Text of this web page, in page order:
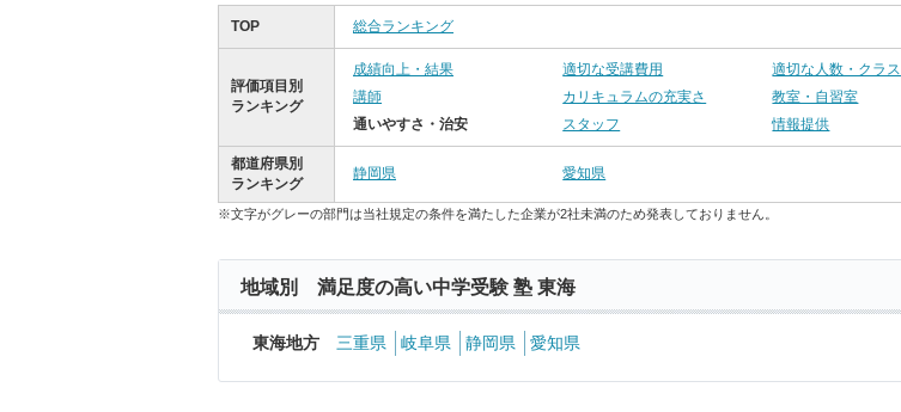
TOP 総合ランキング
評価項目別
ランキング
成績向上・結果 適切な受講費用
適切な人数・クラス
講師
カリキュラムの充実さ
教室・自習室
通いやすさ・治安
スタッフ 情報提供
都道府県別
ランキング
静岡県 愛知県
※文字がグレーの部門は当社規定の条件を満たした企業が2社未満のため発表しておりません。
地域別 満足度の高い中学受験 塾 東海
東海地方 三重県 岐阜県 静岡県 愛知県